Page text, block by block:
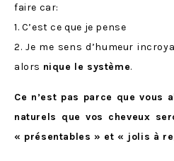
faire car:
1. C’est ce que je pense
2. Je me sens d’humeur
alors nique le système.
Ce n’est pas parce que vous
naturels que vos cheveux
« présentables » et « jolis à